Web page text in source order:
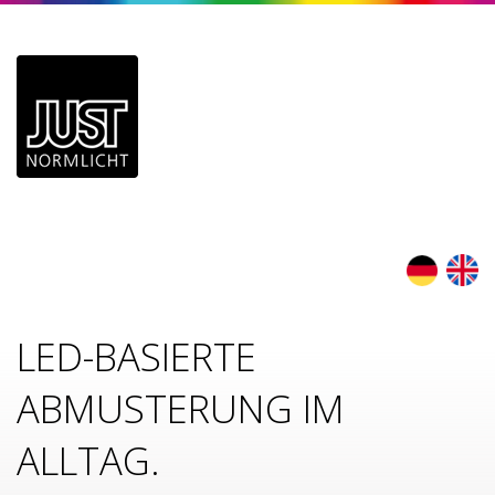
LED-BASIERTE
ABMUSTERUNG IM
ALLTAG.